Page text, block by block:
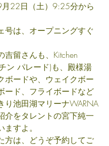
22日（土）9:25分から
号は、オープニングすぐ
吉留さんも、Kitchen
ン パレード)も、殿様湯
ボードや、ウェイクボー
ード、フライボードなど
り池田湖マリーナWARNA
介をタレントの宮下純一
すよ。
方は、どうぞ予約してご